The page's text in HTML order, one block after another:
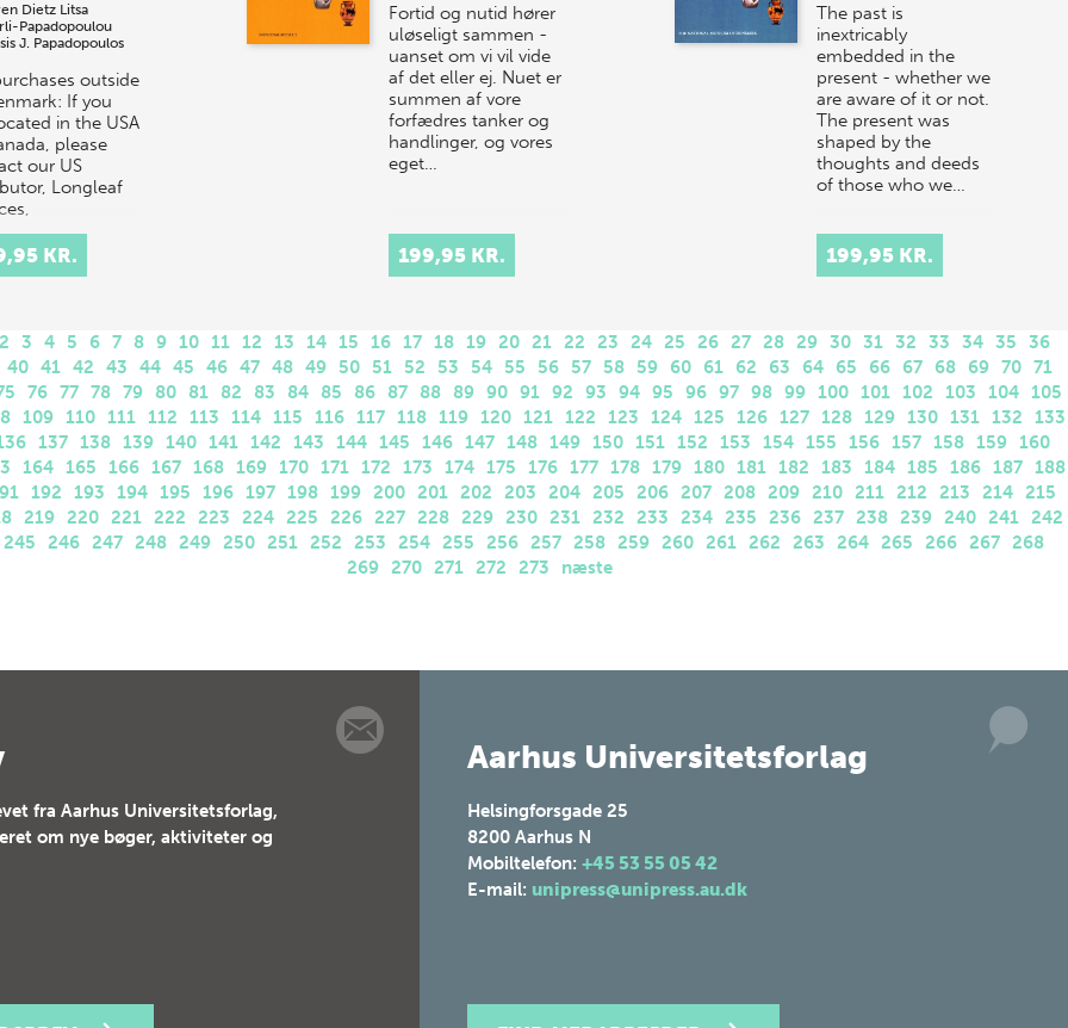
Dietz Litsa
Papadopoulou
J. Papadopoulos
outside
If you
in the USA
please
our US
Longleaf
KR.
Fortid og nutid hører
uløseligt sammen -
uanset om vi vil vide
af det eller ej. Nuet er
summen af vore
forfædres tanker og
handlinger, og vores
eget…
199,95 KR.
The past is
inextricably
embedded in the
present - whether we
are aware of it or not.
The present was
shaped by the
thoughts and deeds
of those who we…
199,95 KR.
2 3 4 5 6 7 8 9 10 11 12 13 14 15 16 17 18 19 20 21 22 23 24 25 26 27 28 29 30 31 32 33 34 35
36
40 41 42 43 44 45 46 47 48 49 50 51 52 53 54 55 56 57 58 59 60 61 62 63 64 65 66 67 68 69 70 71
76 77 78 79 80 81 82 83 84 85 86 87 88 89 90 91 92 93 94 95 96 97 98 99 100 101 102 103 104 105
109 110 111 112 113 114 115 116 117 118 119 120 121 122 123 124 125 126 127 128 129 130 131 132
133
137 138 139 140 141 142 143 144 145 146 147 148 149 150 151 152 153 154 155 156 157 158 159 160
164 165 166 167 168 169 170 171 172 173 174 175 176 177 178 179 180 181 182 183 184 185 186 187 188
192 193 194 195 196 197 198 199 200 201 202 203 204 205 206 207 208 209 210 211 212 213 214 215
219 220 221 222 223 224 225 226 227 228 229 230 231 232 233 234 235 236 237 238 239 240 241 242
245 246 247 248 249 250 251 252 253 254 255 256 257 258 259 260 261 262 263 264 265 266 267 268
269 270 271 272 273 næste
fra Aarhus Universitetsforlag,
om nye bøger, aktiviteter og
Aarhus Universitetsforlag
Helsingforsgade 25
8200 Aarhus N
Mobiltelefon: +45 53 55 05 42
E-mail: unipress@unipress.au.dk